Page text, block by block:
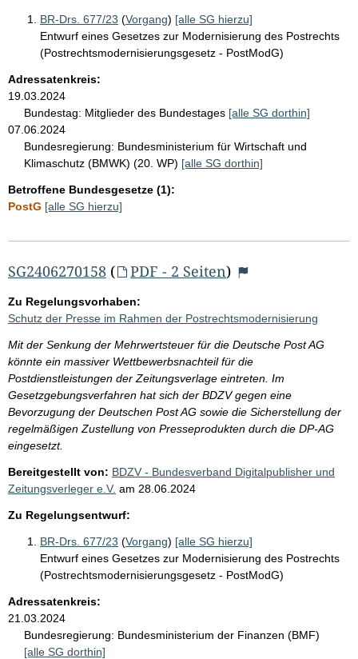
BR-Drs. 677/23 (Vorgang) [alle SG hierzu]
Entwurf eines Gesetzes zur Modernisierung des Postrechts
(Postrechtsmodernisierungsgesetz - PostModG)
Adressatenkreis:
19.03.2024
Bundestag: Mitglieder des Bundestages [alle SG dorthin]
07.06.2024
Bundesregierung: Bundesministerium für Wirtschaft und
Klimaschutz (BMWK) (20. WP) [alle SG dorthin]
Betroffene Bundesgesetze (1):
PostG [alle SG hierzu]
SG2406270158 ( PDF - 2 Seiten)
Zu Regelungsvorhaben:
Schutz der Presse im Rahmen der Postrechtsmodernisierung
Mit der Senkung der Mehrwertsteuer für die Deutsche Post AG
könnte ein massiver Wettbewerbsnachteil für die
Postdienstleistungen der Zeitungsverlage eintreten. Im
Gesetzgebungsverfahren hat sich der BDZV gegen eine
Bevorzugung der Deutschen Post AG sowie die Sicherstellung der
regelmäßigen Zustellung von Presseprodukten durch die DP-AG
eingesetzt.
Bereitgestellt von: BDZV - Bundesverband Digitalpublisher und
Zeitungsverleger e.V. am 28.06.2024
Zu Regelungsentwurf:
BR-Drs. 677/23 (Vorgang) [alle SG hierzu]
Entwurf eines Gesetzes zur Modernisierung des Postrechts
(Postrechtsmodernisierungsgesetz - PostModG)
Adressatenkreis:
21.03.2024
Bundesregierung: Bundesministerium der Finanzen (BMF)
[alle SG dorthin]